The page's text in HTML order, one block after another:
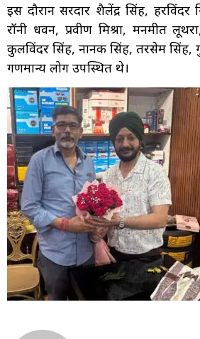
इस दौरान सरदार शैलेंद्र सिंह, हरविंदर
रॉनी धवन, प्रवीण मिश्रा, मनमीत
कुलविंदर सिंह, नानक सिंह, तरसेम सिंह,
गणमान्य लोग उपस्थित थे।